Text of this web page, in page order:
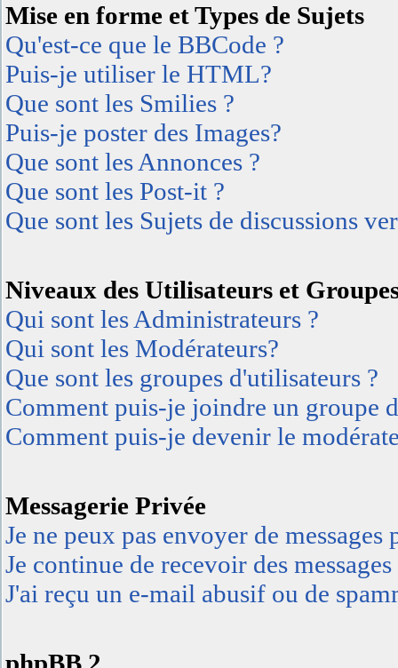
Mise en forme et Types de Sujets
Qu'est-ce que le BBCode ?
Puis-je utiliser le HTML?
Que sont les Smilies ?
Puis-je poster des Images?
Que sont les Annonces ?
Que sont les Post-it ?
Que sont les Sujets de discussions
Niveaux des Utilisateurs et
Qui sont les Administrateurs ?
Qui sont les Modérateurs?
Que sont les groupes d'utilisateurs ?
Comment puis-je joindre un groupe
Comment puis-je devenir le
Messagerie Privée
Je ne peux pas envoyer de messages
Je continue de recevoir des
J'ai reçu un e-mail abusif ou de